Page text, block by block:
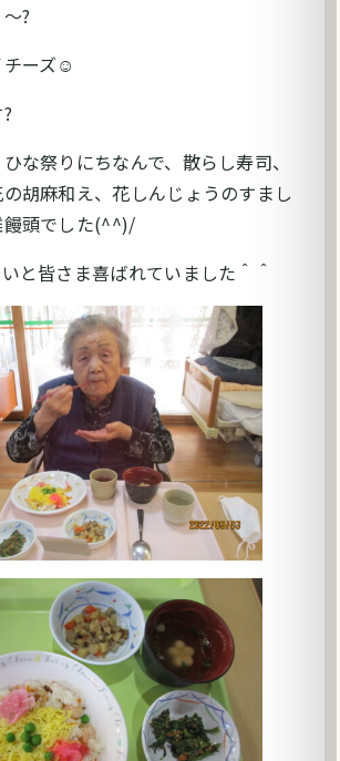
?
ーズ☺
な祭りにちなんで、散らし寿司、
胡麻和え、花しんじょうのすまし
饅頭でした(^^)/
と皆さま喜ばれていました＾＾